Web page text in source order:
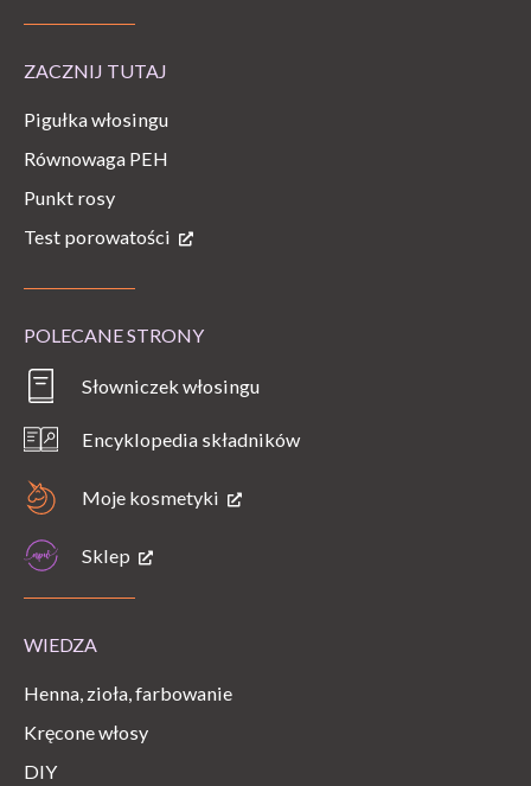
ZACZNIJ TUTAJ
Pigułka włosingu
Równowaga PEH
Punkt rosy
Test porowatości
POLECANE STRONY
Słowniczek włosingu
Encyklopedia składników
Moje kosmetyki
Sklep
WIEDZA
Henna, zioła, farbowanie
Kręcone włosy
DIY